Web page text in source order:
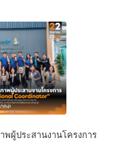
พผู้ประสานงานโครงการ